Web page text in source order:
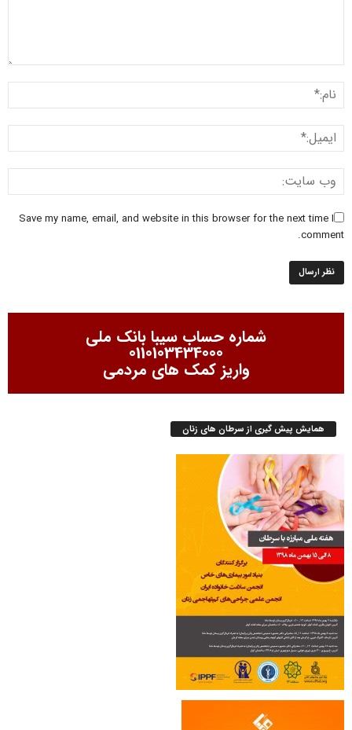
Save my name, email, and website in this browser for the next time I
comment.
شماره حساب سیبا بانک ملی
0110103434000
واریز کمک های مردمی
همایش پیش گیری از سرطان های زنان